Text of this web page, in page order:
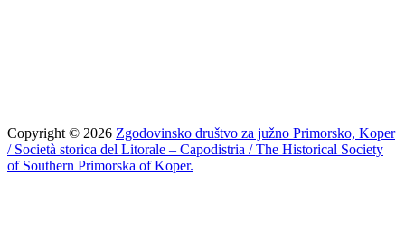
Copyright © 2026 Zgodovinsko društvo za južno Primorsko, Koper
/ Società storica del Litorale – Capodistria / The Historical Society
of Southern Primorska of Koper.